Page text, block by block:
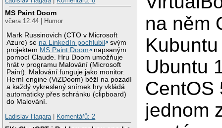
MS Paint Doom
včera 12:44 | Humor
Mark Russinovich (CTO v Microsoft
Azure) se na LinkedIn pochlubil
svým
projektem MS Paint Doom
napsaným
pomocí Claude. Hru Doom umožňuje
hrát v programu Malování (Microsoft
Paint). Malování funguje jako monitor.
Herní engine (ViZDoom) běží na pozadí
a každý vykreslený snímek hry vkládá
automaticky přes schránku (clipboard)
do Malování.
Ladislav Hagara
Komentářů: 2
na něm
Ubuntu
CentOS
jednom